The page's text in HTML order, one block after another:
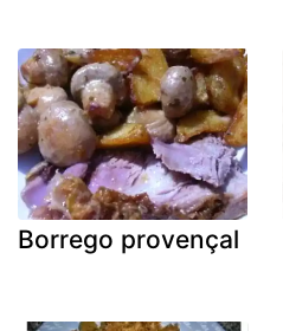
Borrego provençal